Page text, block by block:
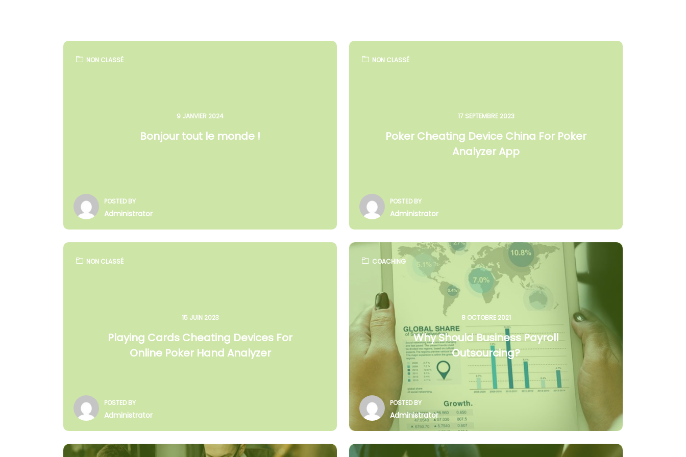
NON CLASSÉ
9 JANVIER 2024
Bonjour tout le monde !
POSTED BY
Administrator
NON CLASSÉ
17 SEPTEMBRE 2023
Poker Cheating Device China For Poker
Analyzer App
POSTED BY
Administrator
NON CLASSÉ
15 JUIN 2023
Playing Cards Cheating Devices For
Online Poker Hand Analyzer
POSTED BY
Administrator
COACHING
8 OCTOBRE 2021
Why Should Business Payroll
Outsourcing?
POSTED BY
Administrator